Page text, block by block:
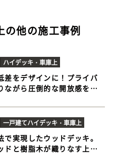
の他の施工事例
ハイデッキ・車庫上
差をデザインに！プライバ
ながら圧倒的な開放感を生
一戸建てハイデッキ・車庫上
で実現したウッドデッキ。
ドと樹脂木が織りなす上質